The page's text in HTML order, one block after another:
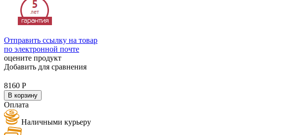
Отправить ссылку на товар
по электронной почте
оцените продукт
Добавить для сравнения
8160 Р
В корзину
Оплата
Наличными курьеру